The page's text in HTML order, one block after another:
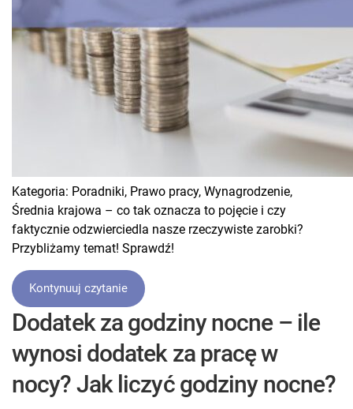
Kategoria: Poradniki, Prawo pracy, Wynagrodzenie,
Średnia krajowa – co tak oznacza to pojęcie i czy
faktycznie odzwierciedla nasze rzeczywiste zarobki?
Przybliżamy temat! Sprawdź!
Kontynuuj czytanie
Dodatek za godziny nocne – ile
wynosi dodatek za pracę w
nocy? Jak liczyć godziny nocne?